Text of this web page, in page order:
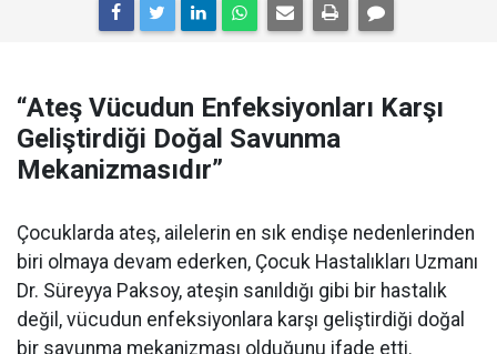
“Ateş Vücudun Enfeksiyonları Karşı
Geliştirdiği Doğal Savunma
Mekanizmasıdır”
Çocuklarda ateş, ailelerin en sık endişe nedenlerinden
biri olmaya devam ederken, Çocuk Hastalıkları Uzmanı
Dr. Süreyya Paksoy, ateşin sanıldığı gibi bir hastalık
değil, vücudun enfeksiyonlara karşı geliştirdiği doğal
bir savunma mekanizması olduğunu ifade etti.